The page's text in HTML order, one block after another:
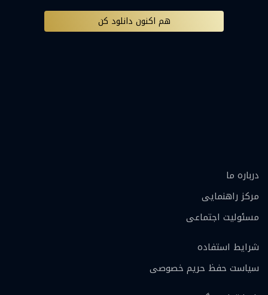
هم اکنون دانلود کن
درباره ما
مرکز راهنمایی
مسئولیت اجتماعی
شرایط استفاده
سیاست حفظ حریم خصوصی